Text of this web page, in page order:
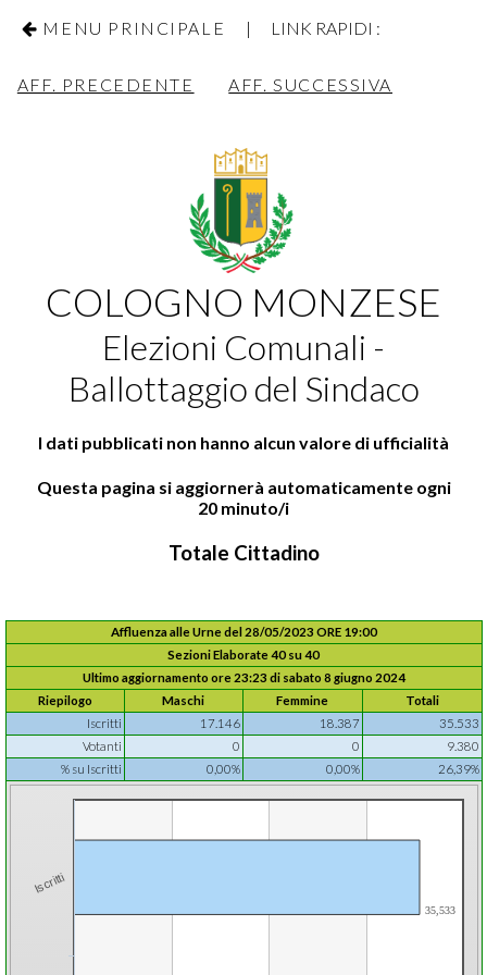
MENU PRINCIPALE | LINK RAPIDI :
AFF. PRECEDENTE AFF. SUCCESSIVA
COLOGNO MONZESE
Elezioni Comunali -
Ballottaggio del Sindaco
I dati pubblicati non hanno alcun valore di ufficialità
Questa pagina si aggiornerà automaticamente ogni
20 minuto/i
Totale Cittadino
Affluenza alle Urne del 28/05/2023 ORE 19:00
Sezioni Elaborate 40 su 40
Ultimo aggiornamento ore 23:23 di sabato 8 giugno 2024
Riepilogo
Maschi Femmine
Totali
Iscritti
17.146 18.387
35.533
Votanti
0 0
9.380
% su Iscritti
0,00% 0,00% 26,39%
35,533
Iscritti